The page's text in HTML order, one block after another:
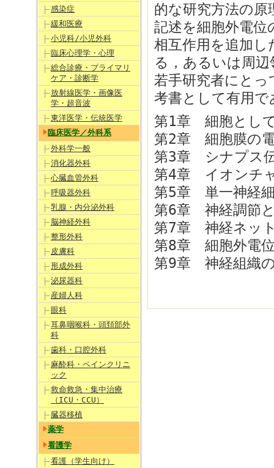
感染症
緩和医療
小児科/小児外科
臨床心理学・心理
総合診療・プライマリ
ケア・診断学
放射線医学・画像医
学・超音波
東洋医学・伝統医学
臨床医学／外科系
外科学一般
消化器外科
心臓血管外科
呼吸器外科
乳腺・内分泌外科
脳神経外科
整形外科
皮膚科
形成外科
泌尿器科
産婦人科
眼科
耳鼻咽喉科・頭頚部外
科
歯科・口腔外科
麻酔科・ペインクリニ
ック
救命救急・集中治療
（ICU・CCU）
臓器移植
薬学
看護学
看護（学生向け）
的な研究方法の
記述を細胞外電
相互作用を追加
る，あるいは周
若手研究者にと
考書として有用
第1章 細胞とし
第2章 細胞膜の
第3章 シナプス
第4章 イオンチ
第5章 単一神経
第6章 神経調節
第7章 神経ネッ
第8章 細胞外電
第9章 神経組織